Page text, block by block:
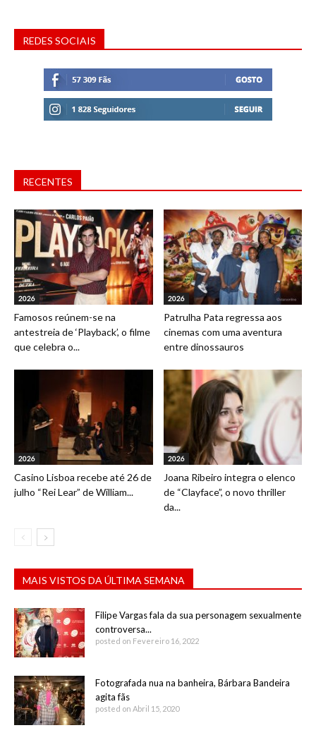
REDES SOCIAIS
RECENTES
2026
Famosos reúnem-se na
antestreia de ‘Playback’, o filme
que celebra o...
2026
Patrulha Pata regressa aos
cinemas com uma aventura
entre dinossauros
2026
Casino Lisboa recebe até 26 de
julho “Rei Lear” de William...
2026
Joana Ribeiro integra o elenco
de “Clayface”, o novo thriller
da...
MAIS VISTOS DA ÚLTIMA SEMANA
Filipe Vargas fala da sua personagem sexualmente
controversa...
posted on Fevereiro 16, 2022
Fotografada nua na banheira, Bárbara Bandeira
agita fãs
posted on Abril 15, 2020